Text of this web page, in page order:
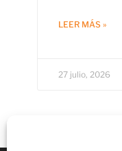
LEER MÁS »
27 julio, 2026